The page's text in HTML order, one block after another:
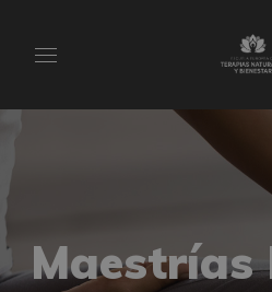
Maestrías